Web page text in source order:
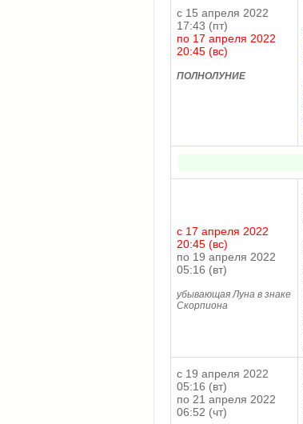
с 15 апреля 2022
17:43 (пт)
по 17 апреля 2022
20:45 (вс)
ПОЛНОЛУНИЕ
с 17 апреля 2022
20:45 (вс)
по 19 апреля 2022
05:16 (вт)
убывающая Луна в знаке
Скорпиона
с 19 апреля 2022
05:16 (вт)
по 21 апреля 2022
06:52 (чт)